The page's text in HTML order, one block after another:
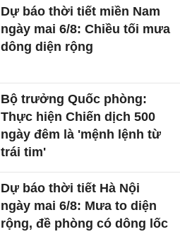
Dự báo thời tiết miền Nam
ngày mai 6/8: Chiều tối mưa
dông diện rộng
Bộ trưởng Quốc phòng:
Thực hiện Chiến dịch 500
ngày đêm là 'mệnh lệnh từ
trái tim'
Dự báo thời tiết Hà Nội
ngày mai 6/8: Mưa to diện
rộng, đề phòng có dông lốc